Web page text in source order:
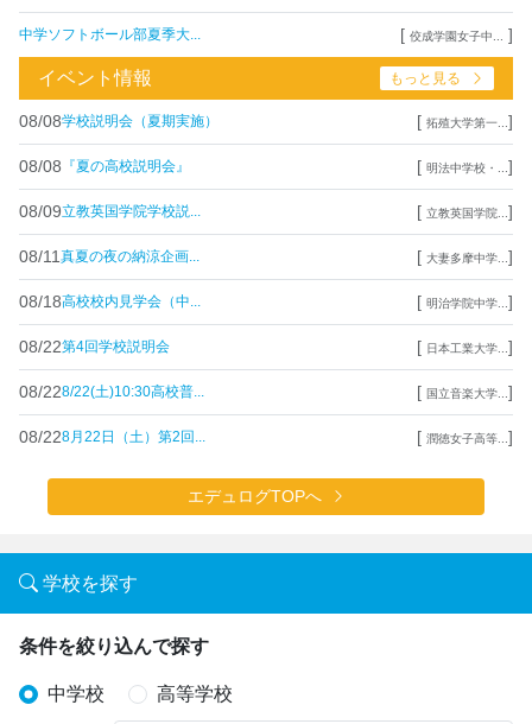
中学ソフトボール部夏季大... [ 佼成学園女子中... ]
イベント情報 もっと見る
08/08学校説明会（夏期実施） [ 拓殖大学第一... ]
08/08 『夏の高校説明会』 [ 明法中学校・... ]
08/09立教英国学院学校説... [ 立教英国学院... ]
08/11 真夏の夜の納涼企画... [ 大妻多摩中学... ]
08/18高校校内見学会（中... [ 明治学院中学... ]
08/22第4回学校説明会 [ 日本工業大学... ]
08/228/22(土)10:30高校普... [ 国立音楽大学... ]
08/228月22日（土）第2回... [ 潤徳女子高等... ]
エデュログTOPへ
学校を探す
条件を絞り込んで探す
中学校 高等学校